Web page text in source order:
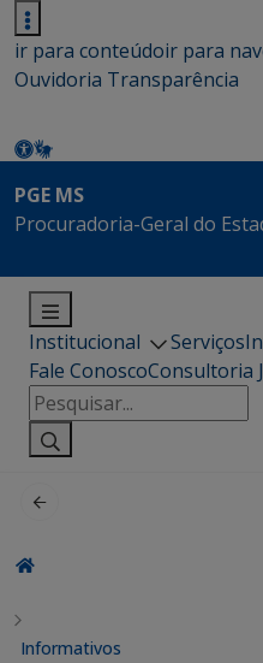
ir para conteúdoir para
Ouvidoria Transparência
PGE MS
Procuradoria-Geral do
Institucional Serviços
Fale ConoscoConsultoria
Pesquisar
por:
Informativos